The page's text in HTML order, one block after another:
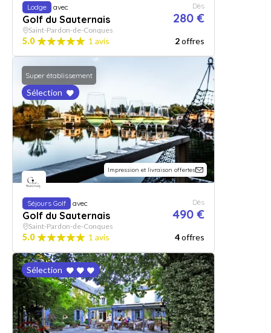
Lodge avec
Golf du Sauternais
Dès
280 €
Saint-Pardon-de-Conques
5.0 1 avis 2offres
Super établissement
Sélection
Impression et livraison offertes
Séjours Golf avec
Golf du Sauternais
Dès
490 €
Saint-Pardon-de-Conques
5.0 1 avis 4offres
Sélection